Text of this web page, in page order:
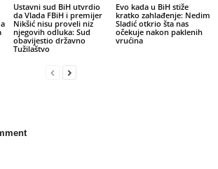
Ustavni sud BiH utvrdio
da Vlada FBiH i premijer
Nikšić nisu proveli niz
njegovih odluka: Sud
obavijestio državno
Tužilaštvo
Evo kada u BiH stiže
kratko zahlađenje: Nedim
Sladić otkrio šta nas
očekuje nakon paklenih
vrućina